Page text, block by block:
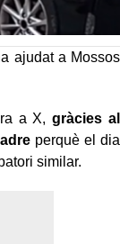
ajudat a Mossos
a X,gràcies al
perquè el dia
similar.